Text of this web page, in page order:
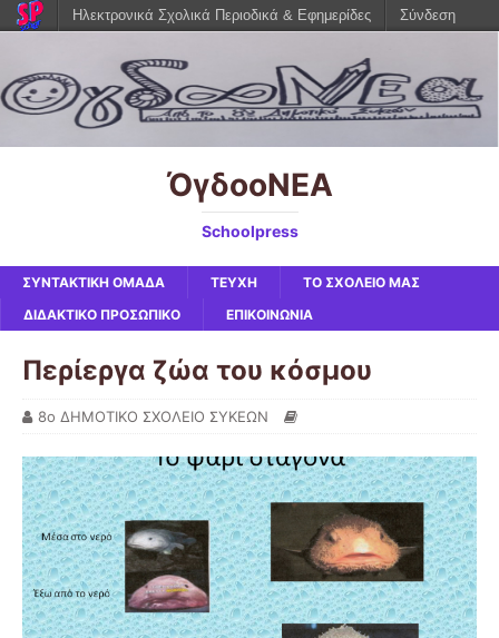
ΌγδοοΝΕΑ
Schoolpress
ΣΥΝΤΑΚΤΙΚΗ ΟΜΑΔΑ ΤΕΥΧΗ
ΤΟ ΣΧΟΛΕΙΟ ΜΑΣ
ΔΙΔΑΚΤΙΚΟ ΠΡΟΣΩΠΙΚΟ
ΕΠΙΚΟΙΝΩΝΙΑ
Περίεργα ζώα του κόσμου
8ο ΔΗΜΟΤΙΚΟ ΣΧΟΛΕΙΟ ΣΥΚΕΩΝ
Ηλεκτρονικά Σχολικά Περιοδικά & Εφημερίδες Σύνδεση